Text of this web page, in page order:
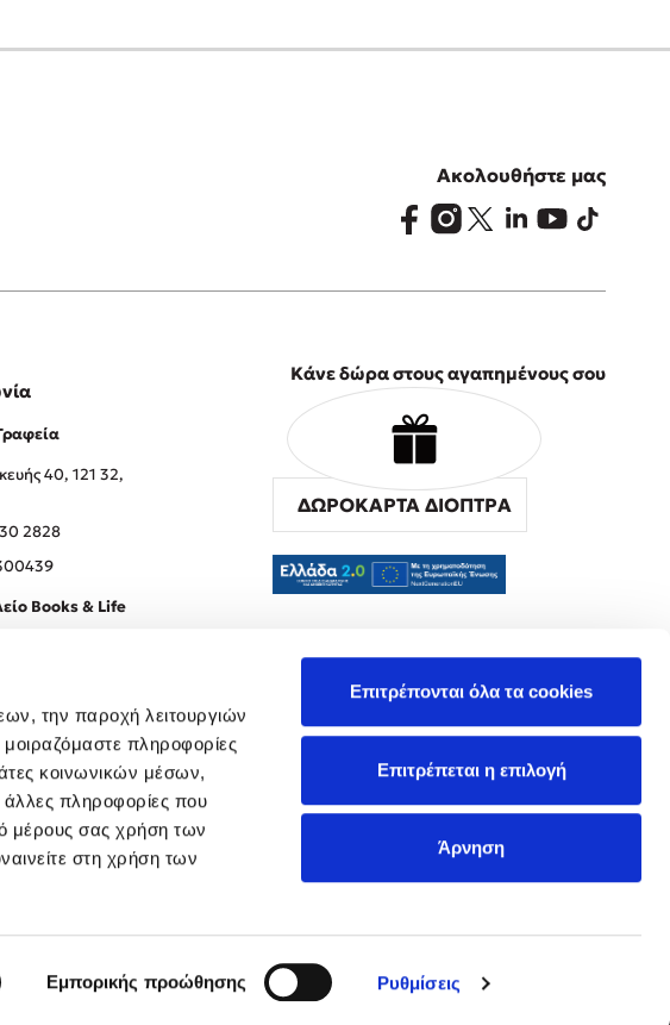
την παροχή λειτουργιών
πληροφορίες
κοινωνικών μέσων,
άλλες πληροφορίες που
μέρους σας χρήση των
στη χρήση των
Εμπορικής προώθησης Ρυθμίσεις
Επιτρέπονται όλα τα cookies
Επιτρέπεται η επιλογή
Άρνηση
Ακολουθήστε μας
40, 121 32,
2828
Books & Life
Κάνε δώρα στους αγαπημένους σου
ΔΩΡΟΚΑΡΤΑ ΔΙΟΠΤΡΑ
by